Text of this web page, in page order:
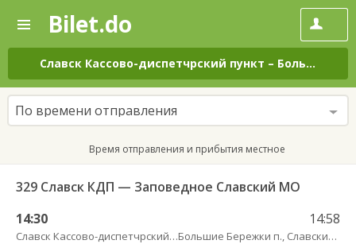
—
Поиск
и
покупка
билетов
на
автобус
онлайн
Bilet.do
Славск Кассово-диспетчрский пункт – Большие Бережки п., Славский МО
По времени отправления
Время отправления и прибытия местное
329 Славск КДП — Заповедное Славский МО
14:30
Славск Кассово-диспетчрский пункт
14:58
Большие Бережки п., Славский МО